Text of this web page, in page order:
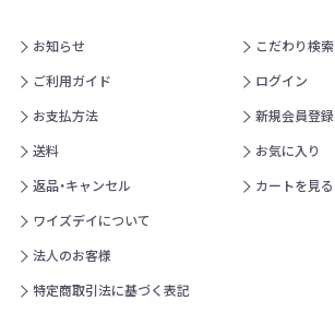
お知らせ
ご利用ガイド
お支払方法
送料
返品・キャンセル
ワイズデイについて
法人のお客様
特定商取引法に基づく表記
こだわり検索
ログイン
新規会員登録
お気に入り
カートを見る